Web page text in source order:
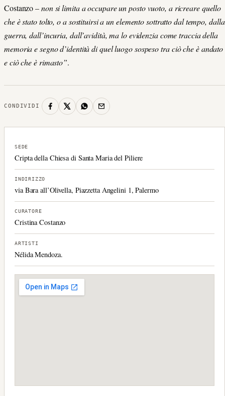
Costanzo –non si limita a occupare un posto vuoto, a ricreare quello
che è stato tolto, o a sostituirsi a un elemento sottratto dal tempo, dalla
guerra, dall’incuria, dall’avidità, ma lo evidenzia come traccia della
memoria e segno d’identità di quel luogo sospeso traciò che è andato
e ciò che è rimasto”.
CONDIVIDI
SEDE
Cripta della Chiesa di Santa Maria del Piliere
INDIRIZZO
via Bara all’Olivella, Piazzetta Angelini 1, Palermo
CURATORE
Cristina Costanzo
ARTISTI
Nélida Mendoza.